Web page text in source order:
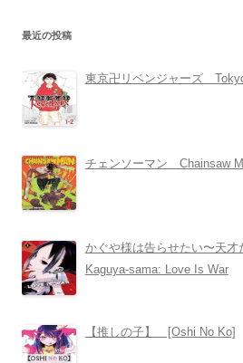
最近の投稿
東京卍リベンジャーズ
チェンソーマン Chainsaw
かぐや様は告らせたい〜天
Kaguya-sama: Love Is War
【推しの子】 [Oshi No Ko]